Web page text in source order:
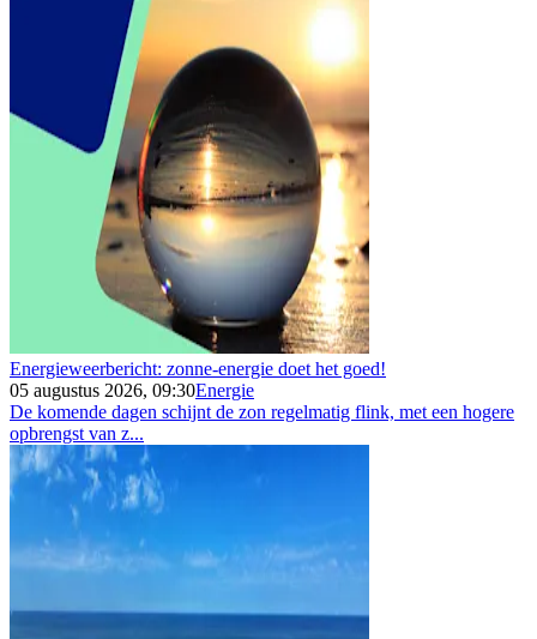
Energieweerbericht: zonne-energie doet het goed!
05 augustus 2026, 09:30Energie
De komende dagen schijnt de zon regelmatig flink, met een hogere
opbrengst van z...